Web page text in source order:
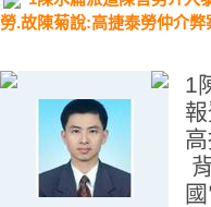
勞.故陳菊說:高捷泰勞仲介弊
1